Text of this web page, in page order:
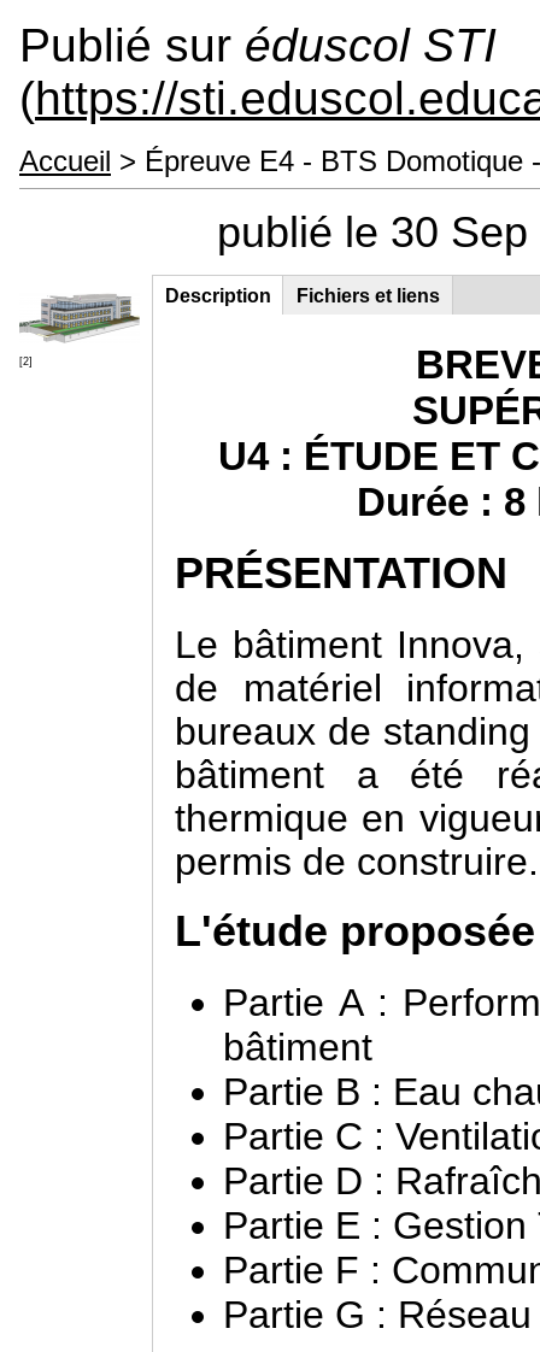
Publié sur éduscol STI
(https://
Accueil > Épreuve E4 - BTS Domotique
publié le 30
[2]
Groupe principal
Description (onglet
actif)
Fichiers et liens
U4 : ÉTUDE ET
Durée :
PRÉSENTATION
Le bâtiment Innova,
de matériel
bureaux de
bâtiment a été
thermique en
permis de construire.
L'étude
Partie A :
bâtiment
Partie B : Eau
Partie C :
Partie D :
Partie E :
Partie F :
Partie G :